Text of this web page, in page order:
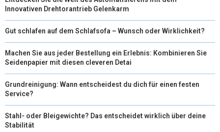
Innovativen Drehtorantrieb Gelenkarm
Gut schlafen auf dem Schlafsofa – Wunsch oder Wirklichkeit?
Machen Sie aus jeder Bestellung ein Erlebnis: Kombinieren Sie
Seidenpapier mit diesen cleveren Detai
Grundreinigung: Wann entscheidest du dich für einen festen
Service?
Stahl- oder Bleigewichte? Das entscheidet wirklich über deine
Stabilität